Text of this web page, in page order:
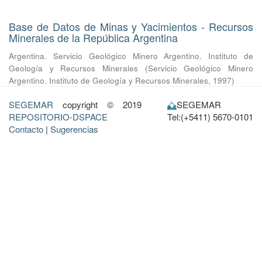
Base de Datos de Minas y Yacimientos - Recursos
Minerales de la República Argentina
Argentina. Servicio Geológico Minero Argentino. Instituto de
Geología y Recursos Minerales
(Servicio Geológico Minero
Argentino. Instituto de Geología y Recursos Minerales, 1997)
SEGEMAR copyright © 2019
REPOSITORIO-DSPACE
Contacto | Sugerencias
SEGEMAR
Tel:(+5411) 5670-0101